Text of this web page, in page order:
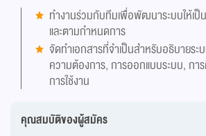
ทำงานร่วมกับทีมเพื่อพัฒนาระบบให้เป็
และตามกำหนดการ
จัดทำเอกสารที่จำเป็นสำหรับอธิบายระ
ความต้องการ, การออกแบบระบบ, กา
การใช้งาน
คุณสมบัติของผู้สมัคร